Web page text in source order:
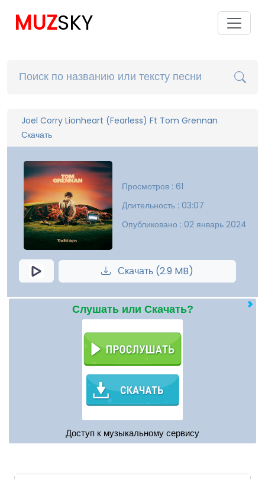
MUZSKY
Joel Corry Lionheart (Fearless) Ft Tom Grennan
Скачать
Просмотров : 61
Длительность : 03:07
Опубликовано : 02 январь 2024
Скачать (2.9 MB)
Слушать или Скачать?
Доступ к музыкальному сервису